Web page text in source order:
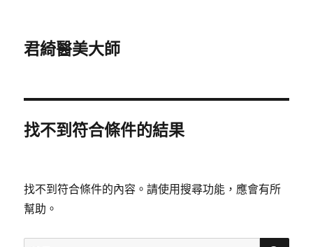
君綺醫美大師
找不到符合條件的結果
找不到符合條件的內容。請使用搜尋功能，應會有所
幫助。
搜